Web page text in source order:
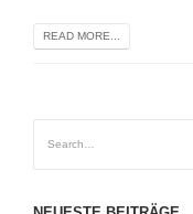
READ MORE...